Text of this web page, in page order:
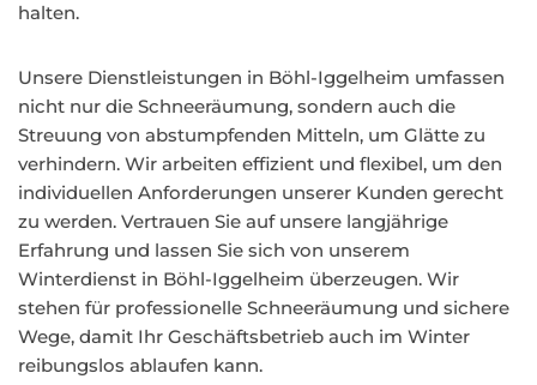
halten.
Unsere Dienstleistungen in Böhl-Iggelheim umfassen
nicht nur die Schneeräumung, sondern auch die
Streuung von abstumpfenden Mitteln, um Glätte zu
verhindern. Wir arbeiten effizient und flexibel, um den
individuellen Anforderungen unserer Kunden gerecht
zu werden. Vertrauen Sie auf unsere langjährige
Erfahrung und lassen Sie sich von unserem
Winterdienst in Böhl-Iggelheim überzeugen. Wir
stehen für professionelle Schneeräumung und sichere
Wege, damit Ihr Geschäftsbetrieb auch im Winter
reibungslos ablaufen kann.